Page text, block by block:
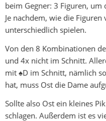
beim Gegner: 3 Figuren, um
Je nachdem, wie die
unterschiedlich spielen.
Von den 8 Kombinationen
und 4x nicht im Schnitt.
mit ♠D im Schnitt, nämlich
hat, muss Ost die Dame
Sollte also Ost ein kleines
schlagen. Außerdem ist es